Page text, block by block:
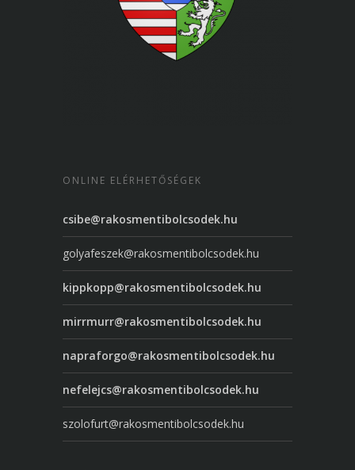
ONLINE ELÉRHETŐSÉGEK
csibe@rakosmentibolcsodek.hu
golyafeszek@rakosmentibolcsodek.hu
kippkopp@rakosmentibolcsodek.hu
mirrmurr@rakosmentibolcsodek.hu
napraforgo@rakosmentibolcsodek.hu
nefelejcs@rakosmentibolcsodek.hu
szolofurt@rakosmentibolcsodek.hu